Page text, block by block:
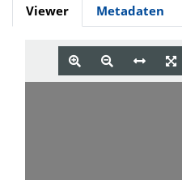
Viewer Metadaten